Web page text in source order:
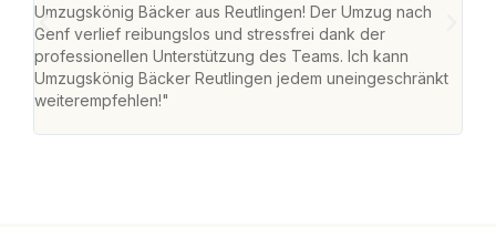
Umzugskönig Bäcker aus Reutlingen! Der Umzug nach
Genf verlief reibungslos und stressfrei dank der
professionellen Unterstützung des Teams. Ich kann
Umzugskönig Bäcker Reutlingen jedem uneingeschränkt
weiterempfehlen!"